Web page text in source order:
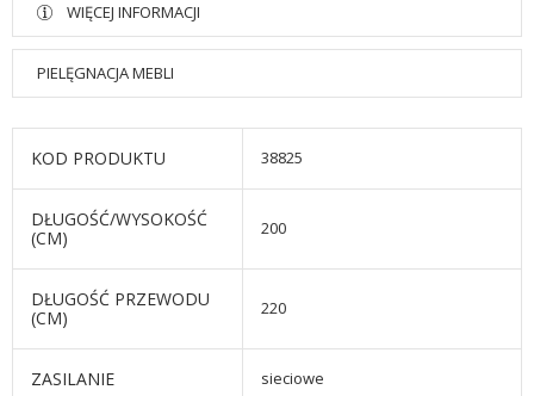
WIĘCEJ INFORMACJI
PIELĘGNACJA MEBLI
KOD PRODUKTU 38825
DŁUGOŚĆ/WYSOKOŚĆ
(CM)
200
DŁUGOŚĆ PRZEWODU
(CM)
220
ZASILANIE sieciowe